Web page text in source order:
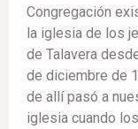
Congregación
la iglesia de los
de Talavera
de diciembre de
de allí pasó a
iglesia cuando